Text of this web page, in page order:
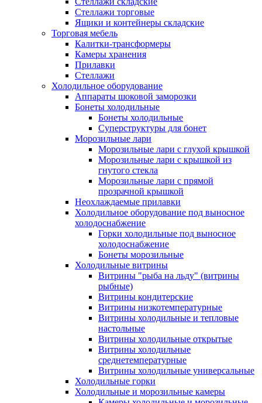
Стеллажи торговые
Ящики и контейнеры складские
Торговая мебель
Калитки-трансформеры
Камеры хранения
Прилавки
Стеллажи
Холодильное оборудование
Аппараты шоковой заморозки
Бонеты холодильные
Бонеты холодильные
Суперструктуры для бонет
Морозильные лари
Морозильные лари с глухой крышкой
Морозильные лари с крышкой из
гнутого стекла
Морозильные лари с прямой
прозрачной крышкой
Неохлаждаемые прилавки
Холодильное оборудование под выносное
холодоснабжение
Горки холодильные под выносное
холодоснабжение
Бонеты морозильные
Холодильные витрины
Витрины "рыба на льду" (витрины
рыбные)
Витрины кондитерские
Витрины низкотемпературные
Витрины холодильные и тепловые
настольные
Витрины холодильные открытые
Витрины холодильные
среднетемпературные
Витрины холодильные универсальные
Холодильные горки
Холодильные и морозильные камеры